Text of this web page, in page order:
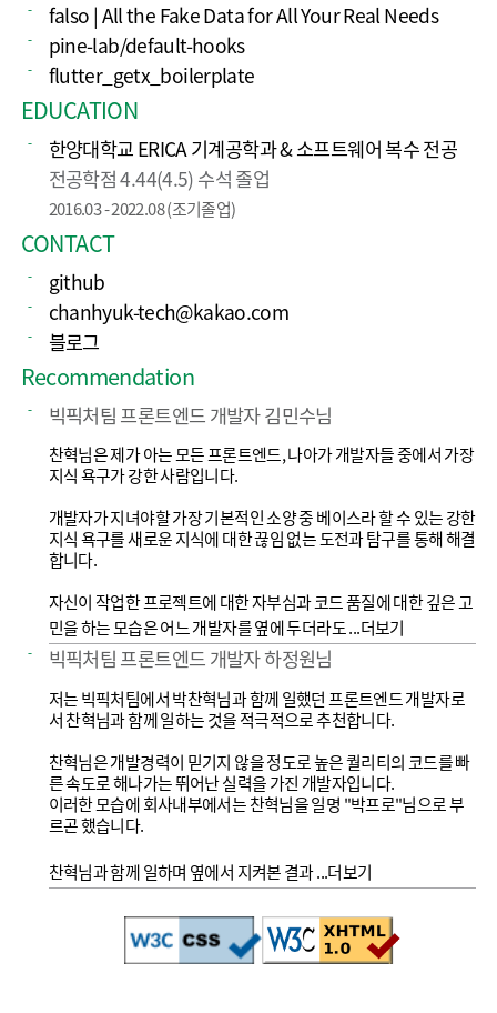
falso | All the Fake Data for All Your Real Needs
pine-lab/default-hooks
flutter_getx_boilerplate
EDUCATION
한양대학교 ERICA 기계공학과 & 소프트웨어 복수 전공
전공학점 4.44(4.5) 수석 졸업
2016.03 - 2022.08 (조기졸업)
CONTACT
github
chanhyuk-tech@kakao.com
블로그
Recommendation
빅픽처팀 프론트엔드 개발자 김민수님
찬혁님은 제가 아는 모든 프론트엔드, 나아가 개발자들 중에서 가장
지식 욕구가 강한 사람입니다.
개발자가 지녀야할 가장 기본적인 소양 중 베이스라 할 수 있는 강한
지식 욕구를 새로운 지식에 대한 끊임 없는 도전과 탐구를 통해 해결
합니다.
자신이 작업한 프로젝트에 대한 자부심과 코드 품질에 대한 깊은 고
민을 하는 모습은 어느 개발자를 옆에 두더라도 ...더보기
빅픽처팀 프론트엔드 개발자 하정원님
저는 빅픽처팀에서 박찬혁님과 함께 일했던 프론트엔드 개발자로
서 찬혁님과 함께 일하는 것을 적극적으로 추천합니다.
찬혁님은 개발경력이 믿기지 않을 정도로 높은 퀄리티의 코드를 빠
른 속도로 해나가는 뛰어난 실력을 가진 개발자입니다.
이러한 모습에 회사내부에서는 찬혁님을 일명 "박프로"님으로 부
르곤 했습니다.
찬혁님과 함께 일하며 옆에서 지켜본 결과 ...더보기